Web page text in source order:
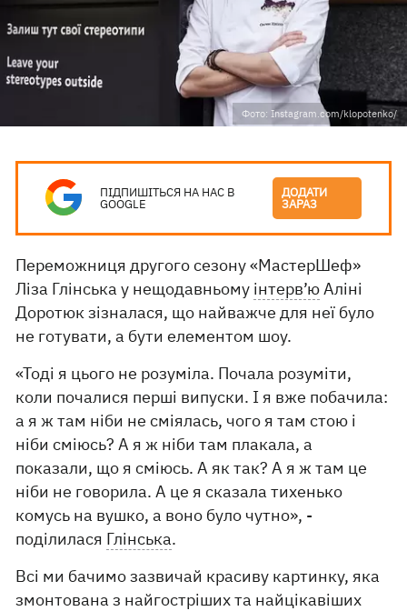
Фото: Instagram.com/klopotenko/
ПІДПИШІТЬСЯ НА НАС В
GOOGLE
ДОДАТИ
ЗАРАЗ
Переможниця другого сезону «МастерШеф»
Ліза Глінська у нещодавньому інтерв’юАліні
Доротюк зізналася, що найважче для неї було
не готувати, а бути елементом шоу.
«Тоді я цього не розуміла. Почала розуміти,
коли почалися перші випуски. І я вже побачила:
а я ж там ніби не сміялась, чого я там стою і
ніби сміюсь? А я ж ніби там плакала, а
показали, що я сміюсь. А як так? А я ж там це
ніби не говорила. А це я сказала тихенько
комусь на вушко, а воно було чутно», -
поділилася Глінська.
Всі ми бачимо зазвичай красиву картинку, яка
змонтована з найгостріших та найцікавіших